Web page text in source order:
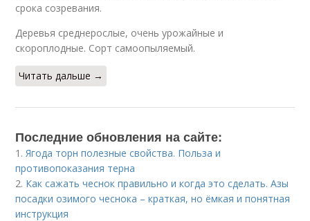
срока созревания.
Деревья среднерослые, очень урожайные и
скороплодные. Сорт самоопыляемый.
Читать дальше →
Последние обновления на сайте:
1. Ягода торн полезные свойства. Польза и
противопоказания терна
2. Как сажать чеснок правильно и когда это сделать. Азы
посадки озимого чеснока – краткая, но ёмкая и понятная
инструкция